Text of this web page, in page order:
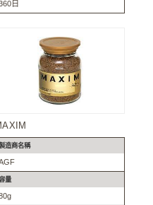
日
造商名稱
量